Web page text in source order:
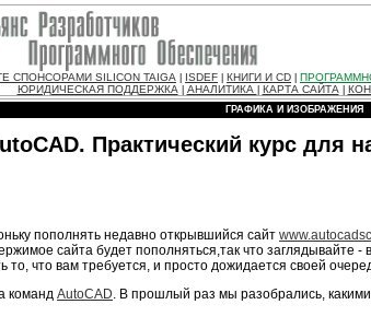
СПОНСОРАМИ SILICON TAIGA ISDEF КНИГИ И CD
ЮРИДИЧЕСКАЯ ПОДДЕРЖКА| АНАЛИТИКА КАРТА САЙТА|
ГРАФИКА И ИЗОБРАЖЕНИЯ
Практический курс для
пополнять недавно открывшийся сайт
сайта будет пополняться,так что заглядывайте
что вам требуется, и просто дожидается своей
команд AutoCAD . В прошлый раз мы разобрались,